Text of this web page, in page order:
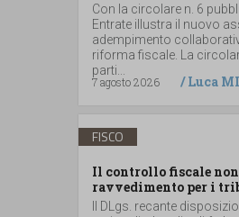
Con la circolare n. 6
Entrate illustra il nuovo
adempimento
riforma fiscale. La
parti...
7 agosto 2026
/Luca
FISCO
Il controllo fiscale
ravvedimento per i
Il DLgs. recante